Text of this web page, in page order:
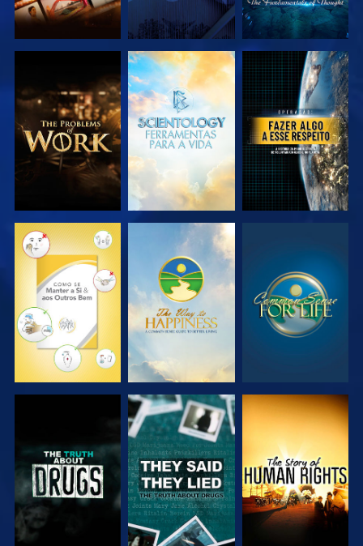
EXPLORAR A
SÉRIE
EXPLORAR A
SÉRIE
VER
VER VER VER
VER VER